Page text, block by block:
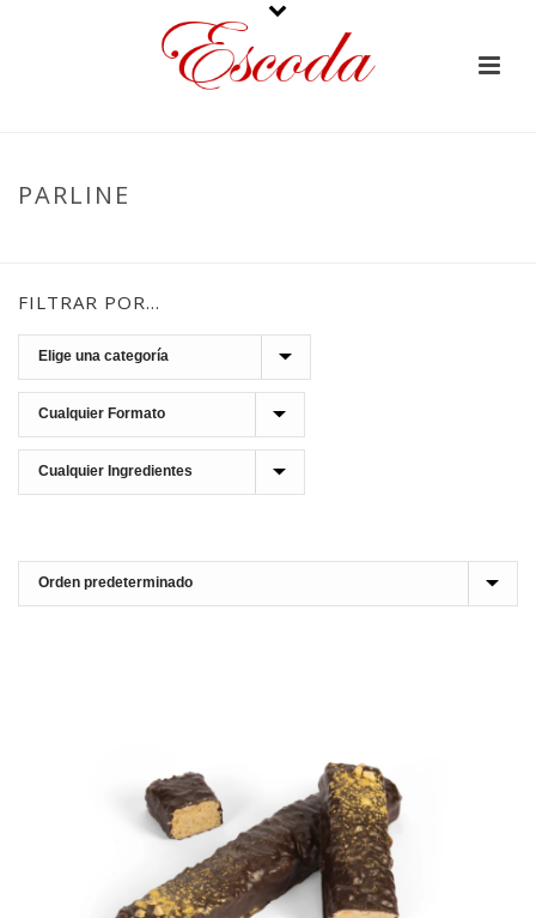
PARLINE
FILTRAR POR…